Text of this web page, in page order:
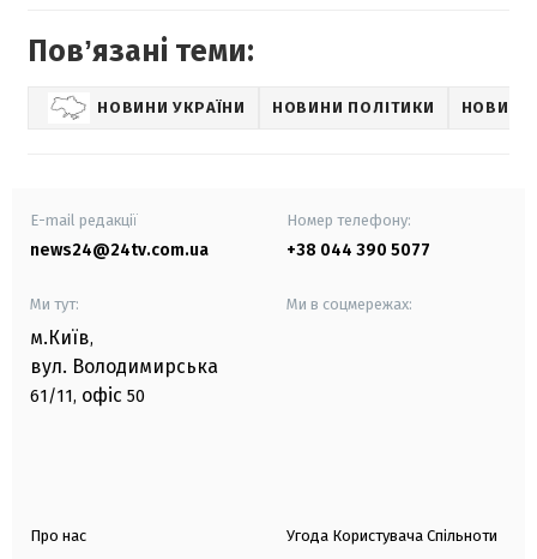
Повʼязані теми:
НОВИНИ УКРАЇНИ НОВИНИ ПОЛІТИКИ НОВИНИ
E-mail редакції
news24@24tv.com.ua
Номер телефону:
+38 044 390 5077
Ми тут:
м.Київ,
вул. Володимирська
61/11, офіс 50
Ми в соцмережах:
Про нас Угода Користувача Спільноти